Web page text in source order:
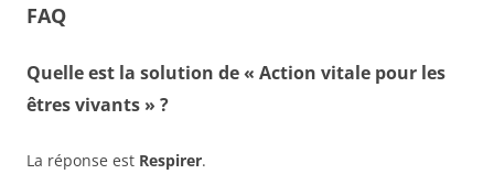
FAQ
Quelle est la solution de « Action vitale pour les
êtres vivants » ?
La réponse est Respirer.